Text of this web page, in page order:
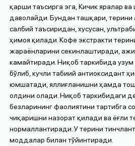
қарши таъсирга эга, Кичик яралар
даволайди. Бундан ташқари,
салбий таъсиридан, хусусан,
ҳимоя қилади. Кофе экстракти
жараёнларини секинлаштиради,
камайтиради. Ниқоб таркибида
бўлиб, кучли табиий антиоксидант
юмшатади, яллиғланишни ҳамда
олдини олади. Ниқоб таркибидаги
безларининг фаолиятини тартибга
чиқаришни назорат қилади ва ёғли
нормаллантиради. У терини
моддалар билан тўйинтиради.